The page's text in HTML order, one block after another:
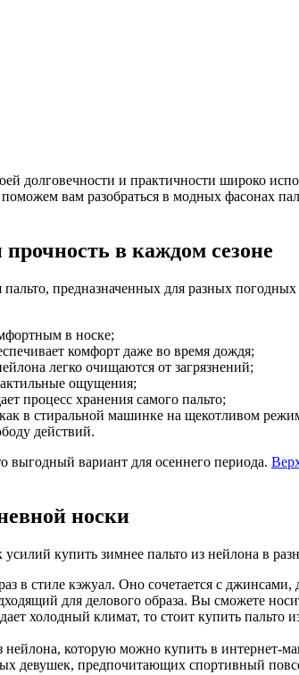
долговечности и практичности широко
вам разобраться в модных фасонах
в каждом сезоне
пальто, предназначенных для разных
в носке;
комфорт даже во время дождя;
легко очищаются от загрязнений;
ощущения;
процесс хранения самого пальто;
в стиральной машинке на щекотливом
действий.
выгодный вариант для осеннего периода.
носки
купить зимнее пальто из нейлона в
в стиле кэжуал. Оно сочетается с
для делового образа. Вы сможете
холодный климат, то стоит купить пальто
нейлона, которую можно купить в интернет-
девушек, предпочитающих спортивный